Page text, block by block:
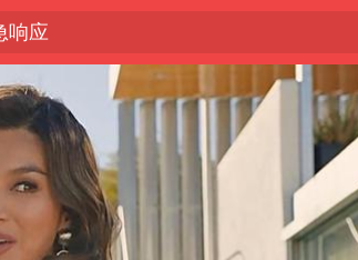
活力？
枪
山到福建福鼎一带沿海登陆